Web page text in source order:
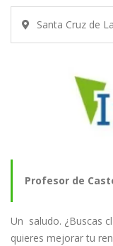
Santa Cruz de
Profesor de
Literatura,…
Un saludo. ¿Buscas
quieres mejorar tu